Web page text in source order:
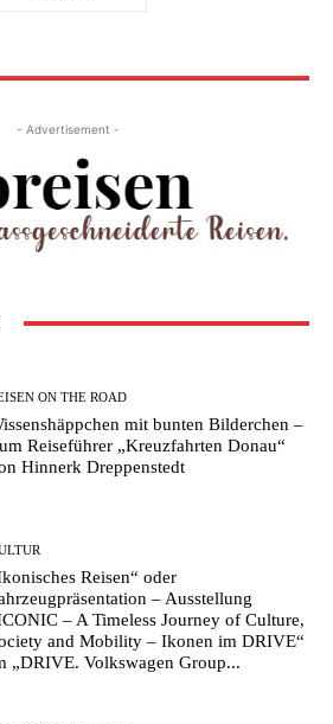
- Advertisement -
ON THE ROAD
mit bunten Bilderchen –
Reiseführer „Kreuzfahrten Donau“
Hinnerk Dreppenstedt
Reisen“ oder
– Ausstellung
– A Timeless Journey of Culture,
and Mobility – Ikonen im DRIVE“
„DRIVE. Volkswagen Group...